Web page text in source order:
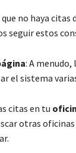
no haya
seguir estos
: A menudo,
el sistema
citas en tu
otras